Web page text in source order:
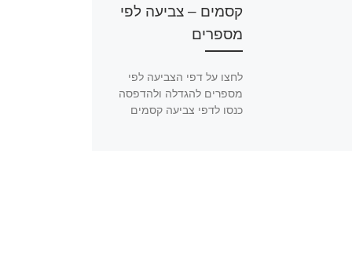
קסמים – צביעה לפי
מספרים
לחצו על דפי הצביעה לפי
מספרים להגדלה ולהדפסה
כנסו לדפי צביעה קסמים